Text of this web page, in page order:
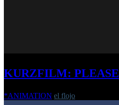
KURZFILM: PLEASE
*ANIMATION el flojo